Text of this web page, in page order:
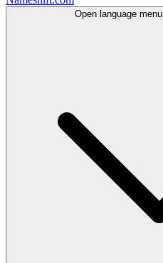
Open language menu